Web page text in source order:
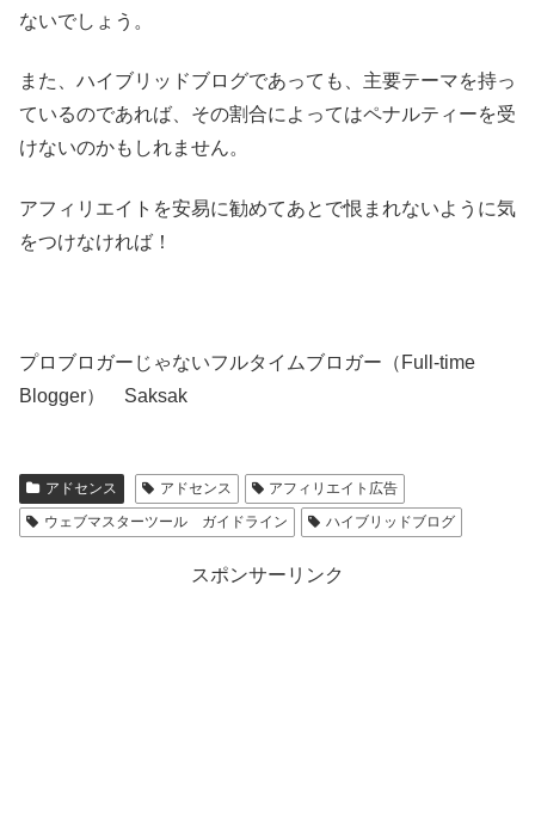
ないでしょう。
また、ハイブリッドブログであっても、主要テーマを持っ
ているのであれば、その割合によってはペナルティーを受
けないのかもしれません。
アフィリエイトを安易に勧めてあとで恨まれないように気
をつけなければ！
プロブロガーじゃないフルタイムブロガー（Full-time
Blogger） Saksak
アドセンス アドセンス
アフィリエイト広告
ウェブマスターツール ガイドライン
ハイブリッドブログ
スポンサーリンク